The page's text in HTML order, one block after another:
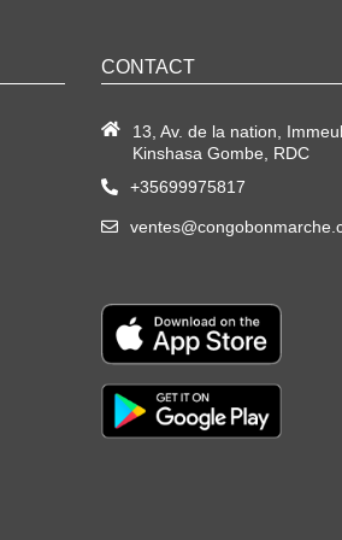
CONTACT
13, Av. de la nation,
Kinshasa Gombe, RDC
+35699975817